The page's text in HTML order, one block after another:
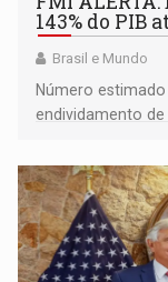
143% do PIB
Brasil e Mundo
Número
endividamento
aumento de